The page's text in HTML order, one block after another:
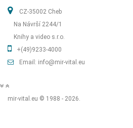
CZ-35002 Cheb
Na Návrší 2244/1
Knihy a video s.r.o.
+(49)9233-4000
Email: info@mir-vital.eu
mir-vital.eu © 1988 - 2026.